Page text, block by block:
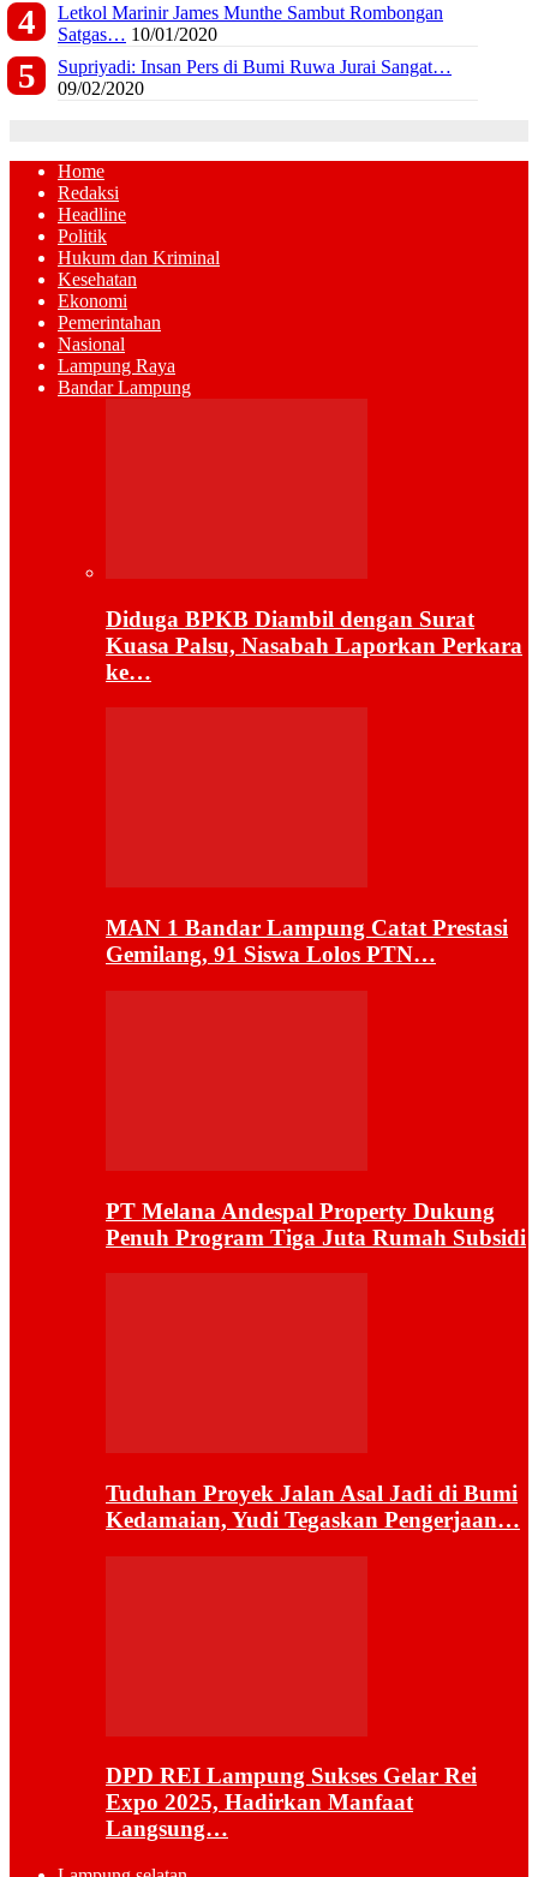
Letkol Marinir James Munthe Sambut Rombongan
Satgas… 10/01/2020
Supriyadi: Insan Pers di Bumi Ruwa Jurai Sangat…
09/02/2020
Home
Redaksi
Headline
Politik
Hukum dan Kriminal
Kesehatan
Ekonomi
Pemerintahan
Nasional
Lampung Raya
Bandar Lampung
Diduga BPKB Diambil dengan Surat
Kuasa Palsu, Nasabah Laporkan Perkara
ke…
MAN 1 Bandar Lampung Catat Prestasi
Gemilang, 91 Siswa Lolos PTN…
PT Melana Andespal Property Dukung
Penuh Program Tiga Juta Rumah Subsidi
Tuduhan Proyek Jalan Asal Jadi di Bumi
Kedamaian, Yudi Tegaskan Pengerjaan…
DPD REI Lampung Sukses Gelar Rei
Expo 2025, Hadirkan Manfaat
Langsung…